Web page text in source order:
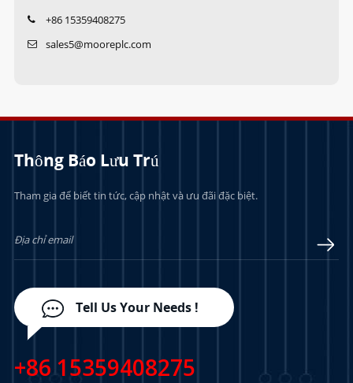
+86 15359408275
sales5@mooreplc.com
Thông Báo Lưu Trú
Tham gia để biết tin tức, cập nhật và ưu đãi đặc biệt.
Tell Us Your Needs !
+86 15359408275